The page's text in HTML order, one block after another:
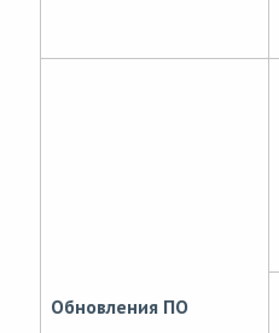
Обновления ПО